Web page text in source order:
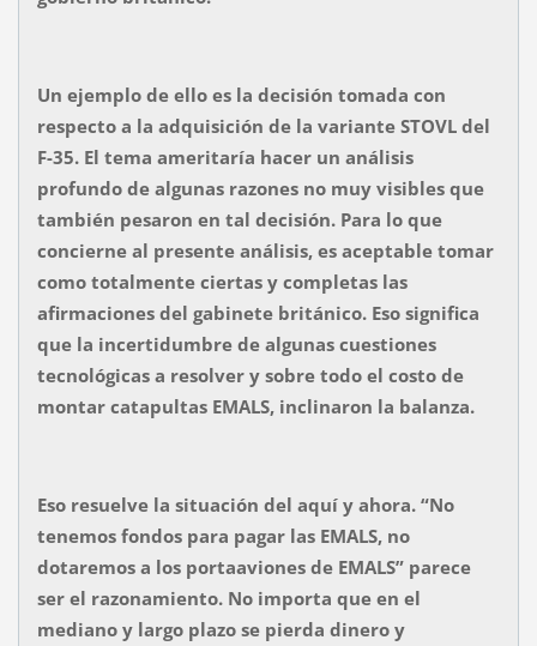
Un ejemplo de ello es la decisión tomada con
respecto a la adquisición de la variante STOVL del
F-35. El tema ameritaría hacer un análisis
profundo de algunas razones no muy visibles que
también pesaron en tal decisión. Para lo que
concierne al presente análisis, es aceptable tomar
como totalmente ciertas y completas las
afirmaciones del gabinete británico. Eso significa
que la incertidumbre de algunas cuestiones
tecnológicas a resolver y sobre todo el costo de
montar catapultas EMALS, inclinaron la balanza.
Eso resuelve la situación del aquí y ahora. “No
tenemos fondos para pagar las EMALS, no
dotaremos a los portaaviones de EMALS” parece
ser el razonamiento. No importa que en el
mediano y largo plazo se pierda dinero y